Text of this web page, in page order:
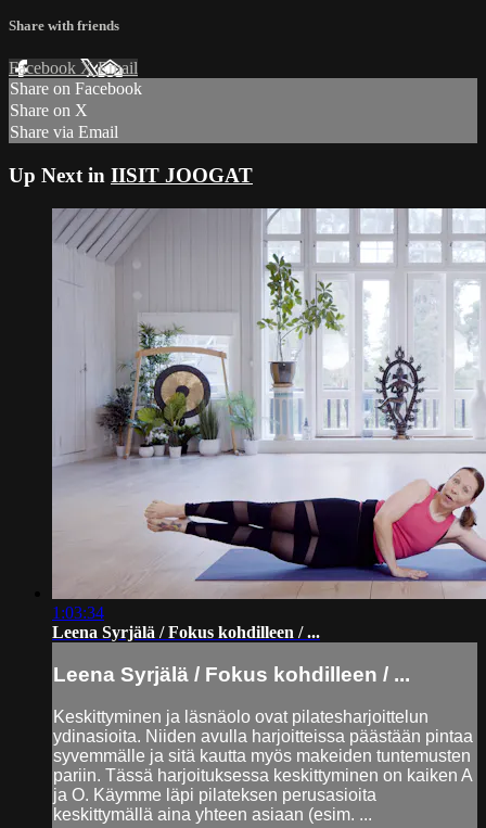
Share with friends
Facebook XEmail
Share on Facebook
Share on X
Share via Email
Up Next in IISIT JOOGAT
1:03:34
Leena Syrjälä / Fokus kohdilleen / ...
Leena Syrjälä / Fokus kohdilleen / ...
Keskittyminen ja läsnäolo ovat pilatesharjoittelun
ydinasioita. Niiden avulla harjoitteissa päästään pintaa
syvemmälle ja sitä kautta myös makeiden tuntemusten
pariin. Tässä harjoituksessa keskittyminen on kaiken A
ja O. Käymme läpi pilateksen perusasioita
keskittymällä aina yhteen asiaan (esim. ...